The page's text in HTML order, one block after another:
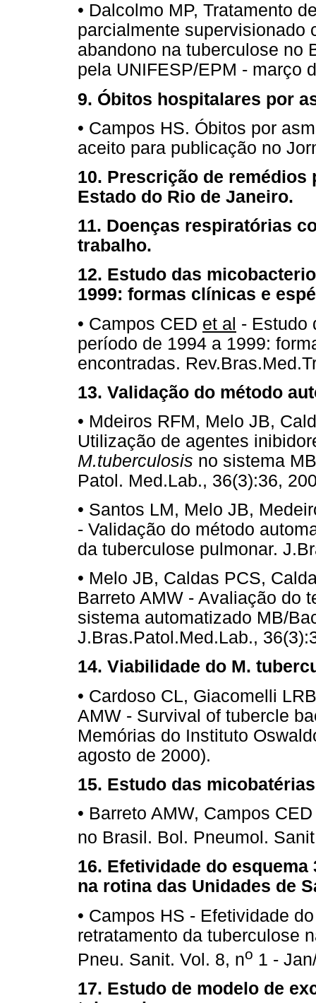
• Dalcolmo MP, Tratamento
parcialmente supervisionado
abandono na tuberculose no
pela UNIFESP/EPM - março
9. Óbitos hospitalares por
• Campos HS. Óbitos por
aceito para publicação no
10. Prescrição de remédios
Estado do Rio de Janeiro.
11. Doenças respiratórias
trabalho.
12. Estudo das
1999: formas clínicas e
• Campos CED et al - Estudo
período de 1994 a 1999:
encontradas.
13. Validação do método
• Mdeiros RFM, Melo JB,
Utilização de agentes
M.tuberculosis no sistema
Patol. Med.Lab., 36(3):36,
• Santos LM, Melo JB,
- Validação do método
da tuberculose pulmonar.
• Melo JB, Caldas PCS,
Barreto AMW - Avaliação do
sistema automatizado MB/
J.Bras.Patol.Med.Lab.,
14. Viabilidade do M.
• Cardoso CL, Giacomelli
AMW - Survival of tubercle
Memórias do Instituto
agosto de 2000).
15. Estudo das
• Barreto AMW, Campos
no Brasil. Bol. Pneumol.
16. Efetividade do
na rotina das Unidades de
• Campos HS - Efetividade
retratamento da tuberculose
Pneu. Sanit. Vol. 8, no 1 -
17. Estudo de modelo de